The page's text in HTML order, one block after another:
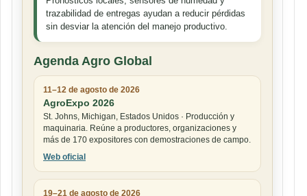
trazabilidad de entregas ayudan a reducir pérdidas
sin desviar la atención del manejo productivo.
Agenda Agro Global
11–12 de agosto de 2026
AgroExpo 2026
St. Johns, Michigan, Estados Unidos · Producción y
maquinaria. Reúne a productores, organizaciones y
más de 170 expositores con demostraciones de campo.
Web oficial
19–21 de agosto de 2026